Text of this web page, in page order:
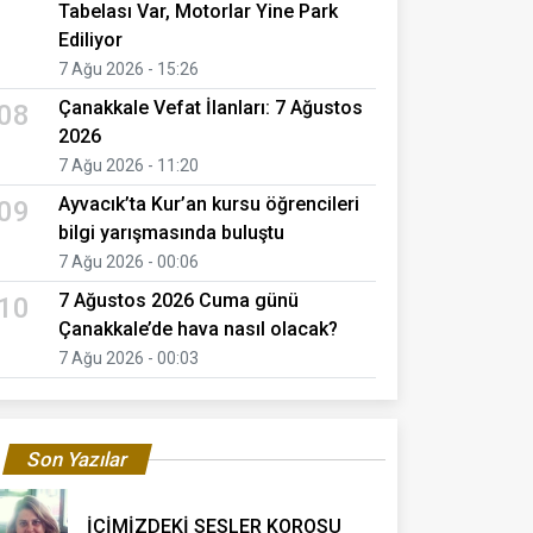
Tabelası Var, Motorlar Yine Park
Ediliyor
7 Ağu 2026 - 15:26
Çanakkale Vefat İlanları: 7 Ağustos
2026
7 Ağu 2026 - 11:20
Ayvacık’ta Kur’an kursu öğrencileri
bilgi yarışmasında buluştu
7 Ağu 2026 - 00:06
7 Ağustos 2026 Cuma günü
Çanakkale’de hava nasıl olacak?
7 Ağu 2026 - 00:03
Son Yazılar
İÇİMİZDEKİ SESLER KOROSU